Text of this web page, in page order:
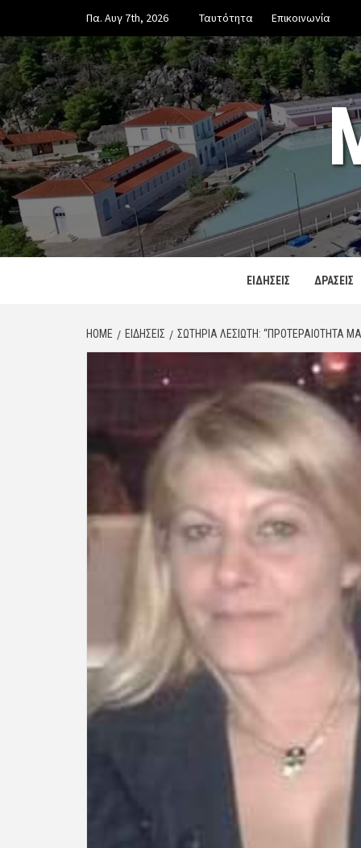
content
Πα. Αυγ 7th, 2026 Ταυτότητα Επικοινωνία
ΕΙΔΗΣΕΙΣ ΔΡΑΣΕΙΣ
HOME ΕΙΔΗΣΕΙΣ ΣΩΤΗΡΊΑ ΛΕΣΙΏΤΗ: “ΠΡΟΤΕΡΑΙΌΤΗΤΑ